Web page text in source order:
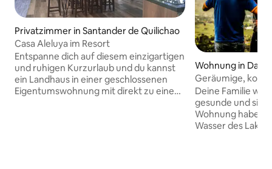
Privatzimmer in Santander de Quilichao
Casa Aleluya im Resort
Entspanne dich auf diesem einzigartigen
und ruhigen Kurzurlaub und du kannst
ein Landhaus in einer geschlossenen
Eigentumswohnung mit direkt zu einem
Wohnung in
Geräumige,
Wohnung
Deine Familie
gesunde und
Wohnung haben,
Wasser des Lake